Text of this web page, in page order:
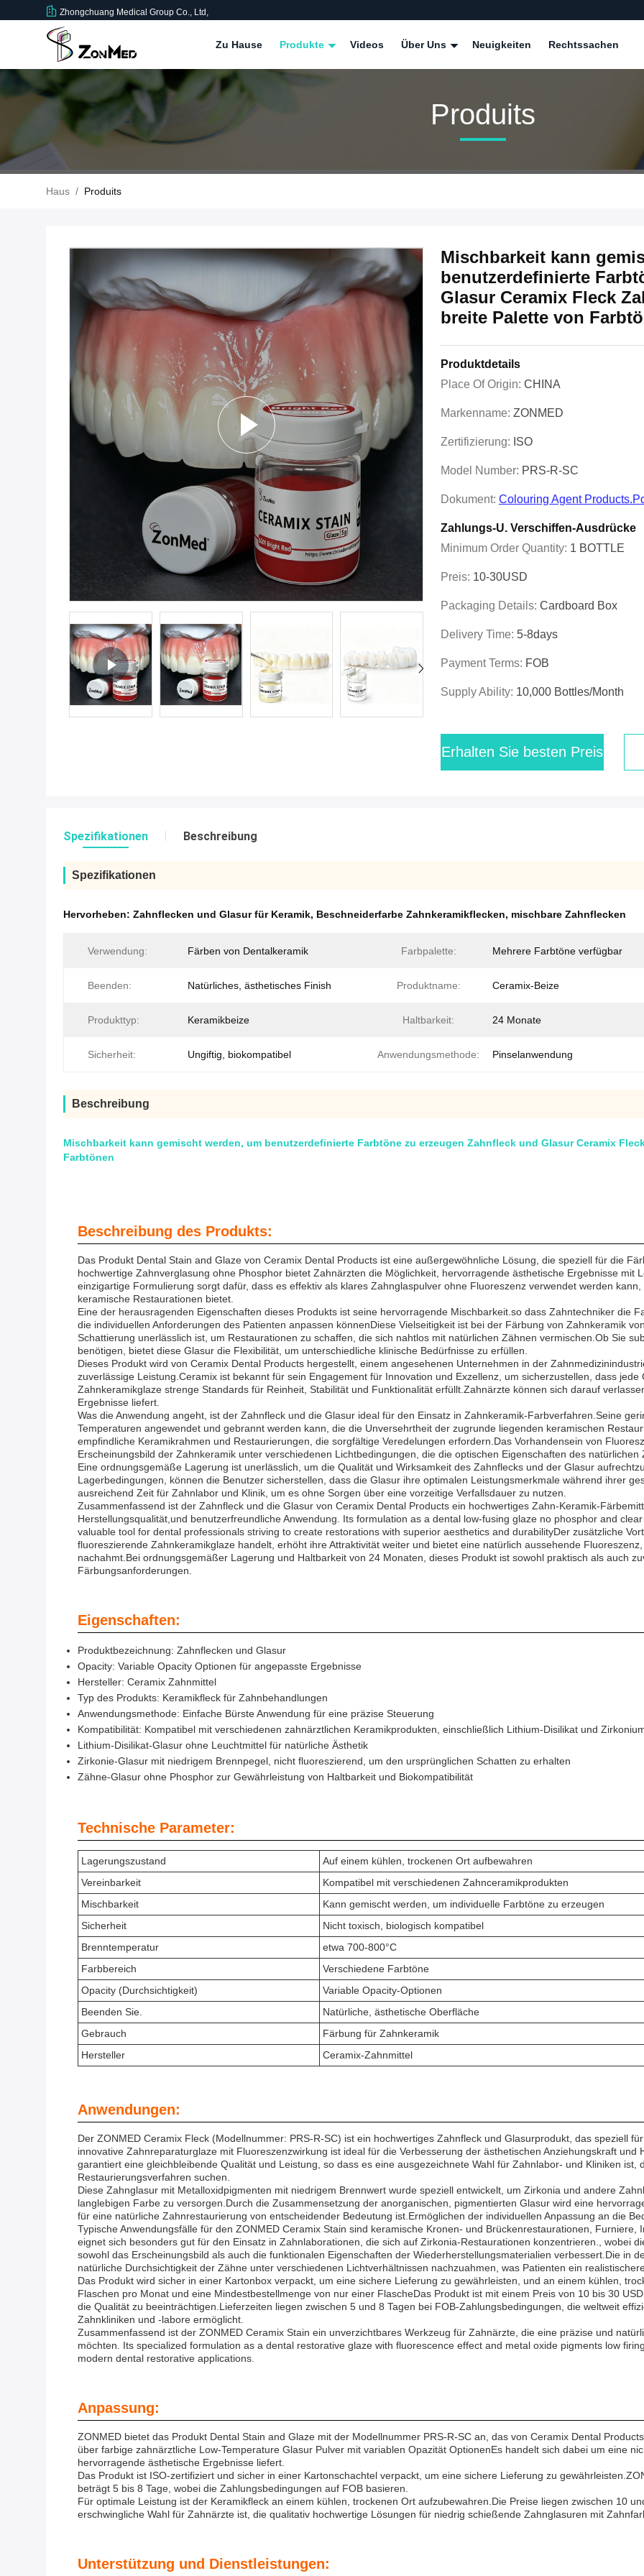
Zhongchuang Medical Group Co., Ltd,
Zu Hause Produkte Videos Über Uns Neuigkeiten Rechtssachen
Produits
Haus / Produits
Mischbarkeit kann
benutzerdefinierte
Glasur Ceramix Fleck
breite Palette von
Produktdetails
Place Of Origin: CHINA
Markenname: ZONMED
Zertifizierung: ISO
Model Number: PRS-R-SC
Dokument: Colouring Agent
Zahlungs-U. Verschiffen-Ausdrücke
Minimum Order Quantity: 1 BOTTLE
Preis: 10-30USD
Packaging Details: Cardboard Box
Delivery Time: 5-8days
Payment Terms: FOB
Supply Ability: 10,000 Bottles/month
Erhalten Sie besten Preis
Spezifikationen Beschreibung
Spezifikationen
Hervorheben: Zahnflecken und Glasur für Keramik, Beschneiderfarbe Zahnkeramikflecken, mischbare Zahnflecken
Verwendung: Färben von Dentalkeramik Farbpalette: Mehrere Farbtöne verfügbar
Beenden: Natürliches, ästhetisches Finish Produktname: Ceramix-Beize
Produkttyp: Keramikbeize Haltbarkeit: 24 Monate
Sicherheit: Ungiftig, biokompatibel Anwendungsmethode: Pinselanwendung
Beschreibung
Mischbarkeit kann gemischt werden, um benutzerdefinierte Farbtöne zu erzeugen Zahnfleck und Glasur Ceramix
Farbtönen
Beschreibung des Produkts:
Das Produkt Dental Stain and Glaze von Ceramix Dental Products ist eine außergewöhnliche Lösung, die speziell für die
hochwertige Zahnverglasung ohne Phosphor bietet Zahnärzten die Möglichkeit, hervorragende ästhetische Ergebnisse mit
einzigartige Formulierung sorgt dafür, dass es effektiv als klares Zahnglaspulver ohne Fluoreszenz verwendet werden
keramische Restaurationen bietet.
Eine der herausragenden Eigenschaften dieses Produkts ist seine hervorragende Mischbarkeit.so dass Zahntechniker die
die individuellen Anforderungen des Patienten anpassen könnenDiese Vielseitigkeit ist bei der Färbung von Zahnkeramik
Schattierung unerlässlich ist, um Restaurationen zu schaffen, die sich nahtlos mit natürlichen Zähnen vermischen.Ob Sie
benötigen, bietet diese Glasur die Flexibilität, um unterschiedliche klinische Bedürfnisse zu erfüllen.
Dieses Produkt wird von Ceramix Dental Products hergestellt, einem angesehenen Unternehmen in der
zuverlässige Leistung.Ceramix ist bekannt für sein Engagement für Innovation und Exzellenz, um sicherzustellen, dass
Zahnkeramikglaze strenge Standards für Reinheit, Stabilität und Funktionalität erfüllt.Zahnärzte können sich darauf
Ergebnisse liefert.
Was die Anwendung angeht, ist der Zahnfleck und die Glasur ideal für den Einsatz in Zahnkeramik-Farbverfahren.Seine
Temperaturen angewendet und gebrannt werden kann, die die Unversehrtheit der zugrunde liegenden keramischen
empfindliche Keramikrahmen und Restaurierungen, die sorgfältige Veredelungen erfordern.Das Vorhandensein von
Erscheinungsbild der Zahnkeramik unter verschiedenen Lichtbedingungen, die die optischen Eigenschaften des
Eine ordnungsgemäße Lagerung ist unerlässlich, um die Qualität und Wirksamkeit des Zahnflecks und der Glasur
Lagerbedingungen, können die Benutzer sicherstellen, dass die Glasur ihre optimalen Leistungsmerkmale während ihrer
ausreichend Zeit für Zahnlabor und Klinik, um es ohne Sorgen über eine vorzeitige Verfallsdauer zu nutzen.
Zusammenfassend ist der Zahnfleck und die Glasur von Ceramix Dental Products ein hochwertiges Zahn-Keramik-
Herstellungsqualität,und benutzerfreundliche Anwendung. Its formulation as a dental low-fusing glaze no phosphor and
valuable tool for dental professionals striving to create restorations with superior aesthetics and durabilityDer zusätzliche
fluoreszierende Zahnkeramikglaze handelt, erhöht ihre Attraktivität weiter und bietet eine natürlich aussehende
nachahmt.Bei ordnungsgemäßer Lagerung und Haltbarkeit von 24 Monaten, dieses Produkt ist sowohl praktisch als auch
Färbungsanforderungen.
Eigenschaften:
Produktbezeichnung: Zahnflecken und Glasur
Opacity: Variable Opacity Optionen für angepasste Ergebnisse
Hersteller: Ceramix Zahnmittel
Typ des Produkts: Keramikfleck für Zahnbehandlungen
Anwendungsmethode: Einfache Bürste Anwendung für eine präzise Steuerung
Kompatibilität: Kompatibel mit verschiedenen zahnärztlichen Keramikprodukten, einschließlich Lithium-Disilikat und
Lithium-Disilikat-Glasur ohne Leuchtmittel für natürliche Ästhetik
Zirkonie-Glasur mit niedrigem Brennpegel, nicht fluoreszierend, um den ursprünglichen Schatten zu erhalten
Zähne-Glasur ohne Phosphor zur Gewährleistung von Haltbarkeit und Biokompatibilität
Technische Parameter:
Lagerungszustand
Auf einem kühlen, trockenen Ort aufbewahren
Vereinbarkeit
Kompatibel mit verschiedenen Zahnceramikprodukten
Mischbarkeit
Kann gemischt werden, um individuelle Farbtöne zu erzeugen
Sicherheit
Nicht toxisch, biologisch kompatibel
Brenntemperatur
etwa 700-800°C
Farbbereich
Verschiedene Farbtöne
Opacity (Durchsichtigkeit)
Variable Opacity-Optionen
Beenden Sie.
Natürliche, ästhetische Oberfläche
Gebrauch
Färbung für Zahnkeramik
Hersteller
Ceramix-Zahnmittel
Anwendungen:
Der ZONMED Ceramix Fleck (Modellnummer: PRS-R-SC) ist ein hochwertiges Zahnfleck und Glasurprodukt, das speziell
innovative Zahnreparaturglaze mit Fluoreszenzwirkung ist ideal für die Verbesserung der ästhetischen Anziehungskraft
garantiert eine gleichbleibende Qualität und Leistung, so dass es eine ausgezeichnete Wahl für Zahnlabor- und Kliniken ist,
Restaurierungsverfahren suchen.
Diese Zahnglasur mit Metalloxidpigmenten mit niedrigem Brennwert wurde speziell entwickelt, um Zirkonia und andere
langlebigen Farbe zu versorgen.Durch die Zusammensetzung der anorganischen, pigmentierten Glasur wird eine
für eine natürliche Zahnrestaurierung von entscheidender Bedeutung ist.Ermöglichen der individuellen Anpassung an die
Typische Anwendungsfälle für den ZONMED Ceramix Stain sind keramische Kronen- und Brückenrestaurationen,
eignet sich besonders gut für den Einsatz in Zahnlaborationen, die sich auf Zirkonia-Restaurationen konzentrieren., wobei
sowohl das Erscheinungsbild als auch die funktionalen Eigenschaften der Wiederherstellungsmaterialien verbessert.Die in
natürliche Durchsichtigkeit der Zähne unter verschiedenen Lichtverhältnissen nachzuahmen, was Patienten ein
Das Produkt wird sicher in einer Kartonbox verpackt, um eine sichere Lieferung zu gewährleisten, und an einem kühlen,
Flaschen pro Monat und eine Mindestbestellmenge von nur einer FlascheDas Produkt ist mit einem Preis von 10 bis 30
die Qualität zu beeinträchtigen.Lieferzeiten liegen zwischen 5 und 8 Tagen bei FOB-Zahlungsbedingungen, die weltweit
Zahnkliniken und -labore ermöglicht.
Zusammenfassend ist der ZONMED Ceramix Stain ein unverzichtbares Werkzeug für Zahnärzte, die eine präzise und
möchten. Its specialized formulation as a dental restorative glaze with fluorescence effect and metal oxide pigments low
modern dental restorative applications.
Anpassung:
ZONMED bietet das Produkt Dental Stain and Glaze mit der Modellnummer PRS-R-SC an, das von Ceramix Dental
über farbige zahnärztliche Low-Temperature Glasur Pulver mit variablen Opazität OptionenEs handelt sich dabei um eine
hervorragende ästhetische Ergebnisse liefert.
Das Produkt ist ISO-zertifiziert und sicher in einer Kartonschachtel verpackt, um eine sichere Lieferung zu
beträgt 5 bis 8 Tage, wobei die Zahlungsbedingungen auf FOB basieren.
Für optimale Leistung ist der Keramikfleck an einem kühlen, trockenen Ort aufzubewahren.Die Preise liegen zwischen 10
erschwingliche Wahl für Zahnärzte ist, die qualitativ hochwertige Lösungen für niedrig schießende Zahnglasuren mit
Unterstützung und Dienstleistungen: